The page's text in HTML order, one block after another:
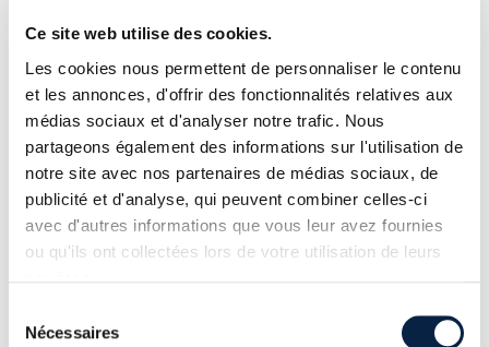
Ce site web utilise des cookies.
Les cookies nous permettent de personnaliser le contenu
et les annonces, d'offrir des fonctionnalités relatives aux
médias sociaux et d'analyser notre trafic. Nous
partageons également des informations sur l'utilisation de
notre site avec nos partenaires de médias sociaux, de
publicité et d'analyse, qui peuvent combiner celles-ci
avec d'autres informations que vous leur avez fournies
ou qu'ils ont collectées lors de votre utilisation de leurs
Nécessaires
Estimer les conséquences d'un
incident sur les actifs critiques,
qu'elles soient financières,
opérationnelles ou liées à la
réputation.
Évaluation de la probabilité:
Analyser la probabilité que ces
l’environnement de l’entreprise